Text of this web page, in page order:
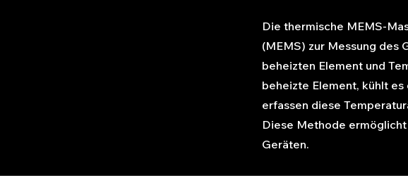
Die thermische MEMS-
(MEMS) zur Messung des
beheizten Element und
beheizte Element, kühlt
erfassen diese
Diese Methode
Geräten.